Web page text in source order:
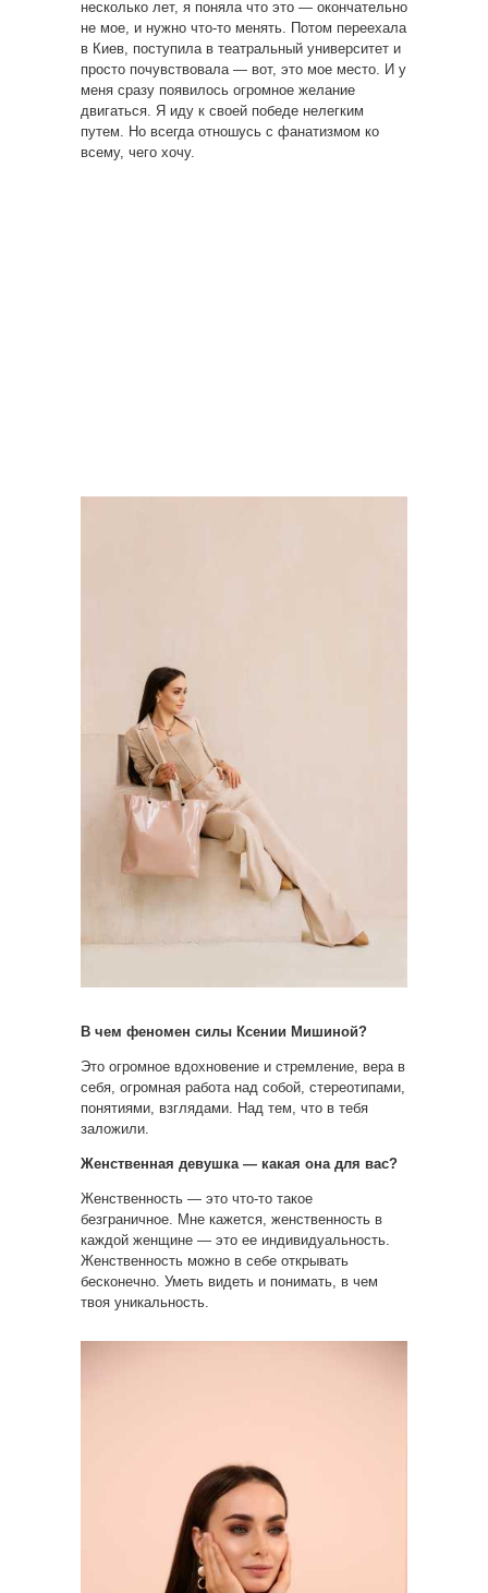
несколько лет, я поняла что это — окончательно
не мое, и нужно что-то менять. Потом переехала
в Киев, поступила в театральный университет и
просто почувствовала — вот, это мое место. И у
меня сразу появилось огромное желание
двигаться. Я иду к своей победе нелегким
путем. Но всегда отношусь с фанатизмом ко
всему, чего хочу.
В чем феномен силы Ксении Мишиной?
Это огромное вдохновение и стремление, вера в
себя, огромная работа над собой, стереотипами,
понятиями, взглядами. Над тем, что в тебя
заложили.
Женственная девушка — какая она для вас?
Женственность — это что-то такое
безграничное. Мне кажется, женственность в
каждой женщине — это ее индивидуальность.
Женственность можно в себе открывать
бесконечно. Уметь видеть и понимать, в чем
твоя уникальность.